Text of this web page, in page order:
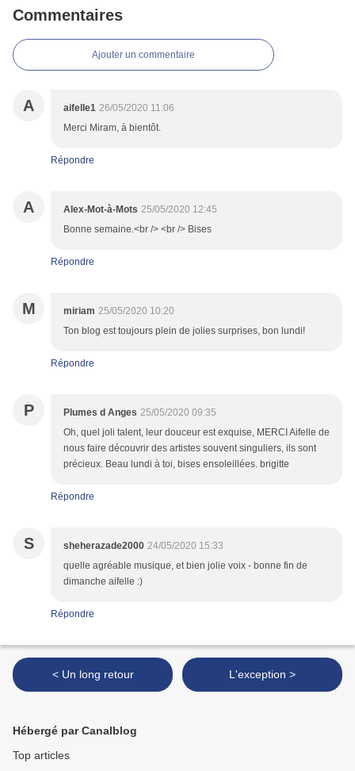
Commentaires
Ajouter un commentaire
A aifelle1 26/05/2020 11:06
Merci Miram, à bientôt.
Répondre
A Alex-Mot-à-Mots 25/05/2020 12:45
Bonne semaine.<br /> <br /> Bises
Répondre
M miriam 25/05/2020 10:20
Ton blog est toujours plein de jolies surprises, bon lundi!
Répondre
P Plumes d Anges 25/05/2020 09:35
Oh, quel joli talent, leur douceur est exquise, MERCI Aifelle de
nous faire découvrir des artistes souvent singuliers, ils sont
précieux. Beau lundi à toi, bises ensoleillées. brigitte
Répondre
S sheherazade2000 24/05/2020 15:33
quelle agréable musique, et bien jolie voix - bonne fin de
dimanche aifelle :)
Répondre
< Un long retour L'exception >
Hébergé par Canalblog
Top articles